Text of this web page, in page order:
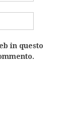
in questo